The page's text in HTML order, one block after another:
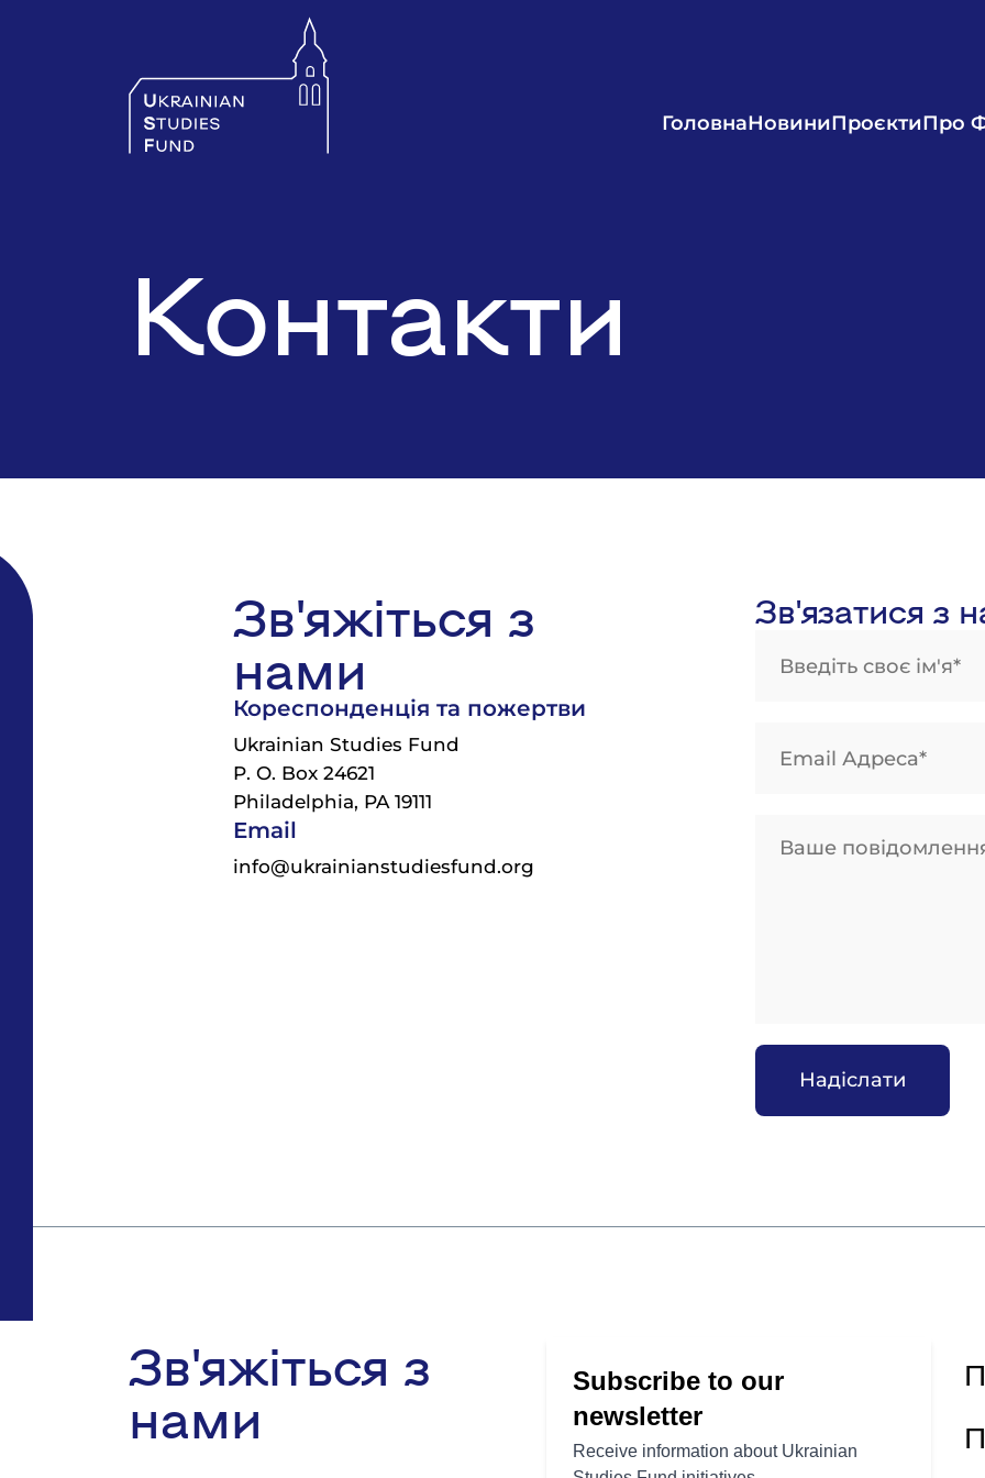
ГоловнаНовиниПроєктиПро
Контакти
Зв'яжіться з
нами
Кореспонденція та пожертви
Ukrainian Studies Fund
P. O. Box 24621
Philadelphia, PA 19111
Email
info@ukrainianstudiesfund.org
Зв'язатися з
Зв'яжіться з
нами